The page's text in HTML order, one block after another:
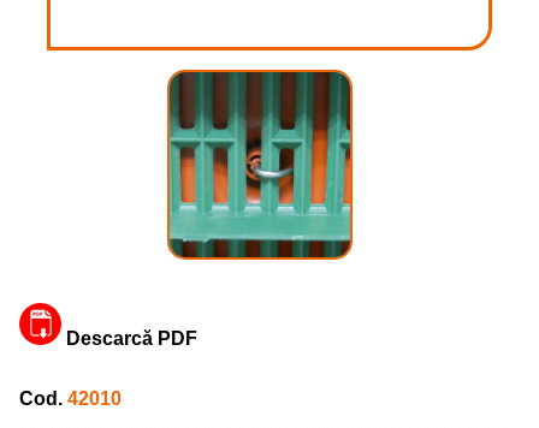
Descarcă PDF
Cod. 42010